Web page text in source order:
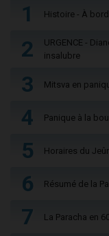
1 Histoire - À
2
URGENCE -
insalubre
3 Mitsva en
4 Panique à la
5 Horaires du
6 Résumé de la
7 La Paracha en